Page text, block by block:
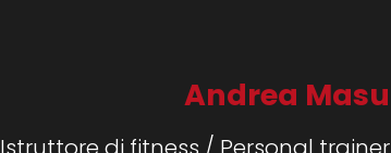
Andrea Masu